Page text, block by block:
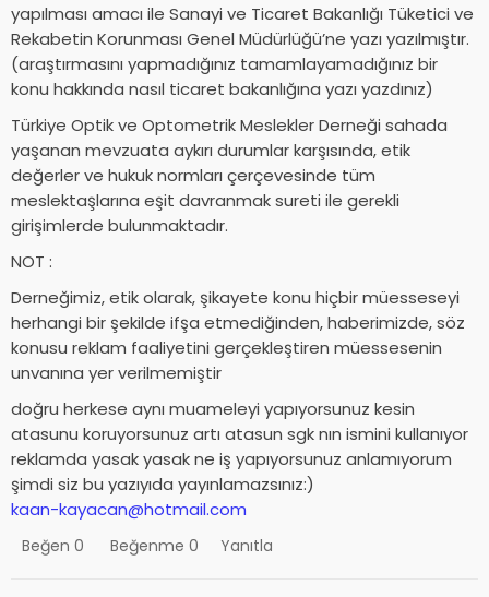
yapılması amacı ile Sanayi ve Ticaret Bakanlığı Tüketici ve
Rekabetin Korunması Genel Müdürlüğü’ne yazı yazılmıştır.
(araştırmasını yapmadığınız tamamlayamadığınız bir
konu hakkında nasıl ticaret bakanlığına yazı yazdınız)
Türkiye Optik ve Optometrik Meslekler Derneği sahada
yaşanan mevzuata aykırı durumlar karşısında, etik
değerler ve hukuk normları çerçevesinde tüm
meslektaşlarına eşit davranmak sureti ile gerekli
girişimlerde bulunmaktadır.
NOT :
Derneğimiz, etik olarak, şikayete konu hiçbir müesseseyi
herhangi bir şekilde ifşa etmediğinden, haberimizde, söz
konusu reklam faaliyetini gerçekleştiren müessesenin
unvanına yer verilmemiştir
doğru herkese aynı muameleyi yapıyorsunuz kesin
atasunu koruyorsunuz artı atasun sgk nın ismini kullanıyor
reklamda yasak yasak ne iş yapıyorsunuz anlamıyorum
şimdi siz bu yazıyıda yayınlamazsınız:)
kaan-kayacan@hotmail.com
Beğen 0 Beğenme 0 Yanıtla